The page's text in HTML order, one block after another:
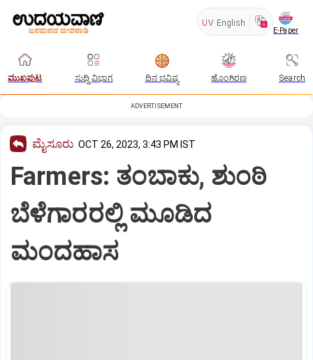
UV English
E-Paper
ಮುಖಪುಟ ಸುದ್ದಿ ವಿಭಾಗ ದಿನ ಭವಿಷ್ಯ ಹೊಂಗಿರಣ Search
ADVERTISEMENT
ಮೈಸೂರು OCT 26, 2023, 3:43 PM IST
Farmers: ತಂಬಾಕು, ಶುಂಠಿ
ಬೆಳೆಗಾರರಲ್ಲಿ ಮೂಡಿದ
ಮಂದಹಾಸ